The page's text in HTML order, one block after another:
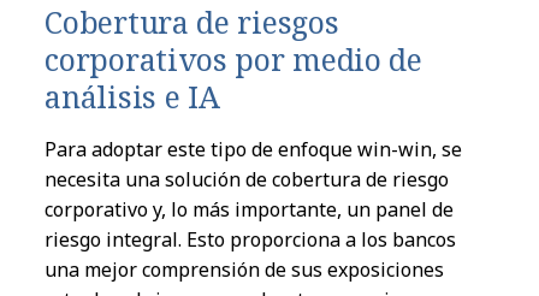
Cobertura de riesgos
corporativos por medio de
análisis e IA
Para adoptar este tipo deenfoquewin-win,se
necesita una soluciónde cobertura de riesgo
corporativoy, lo más importante, un panel de
riesgo integral. Esto proporciona a los bancos
una mejor comprensiónde sus exposiciones